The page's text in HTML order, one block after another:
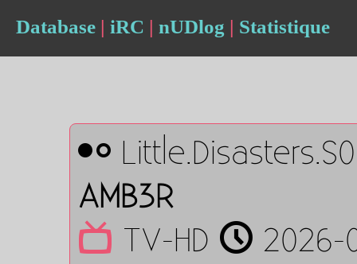
Database | iRC | nUDlog | Statistique
AMB3R
TV-HD
2026-